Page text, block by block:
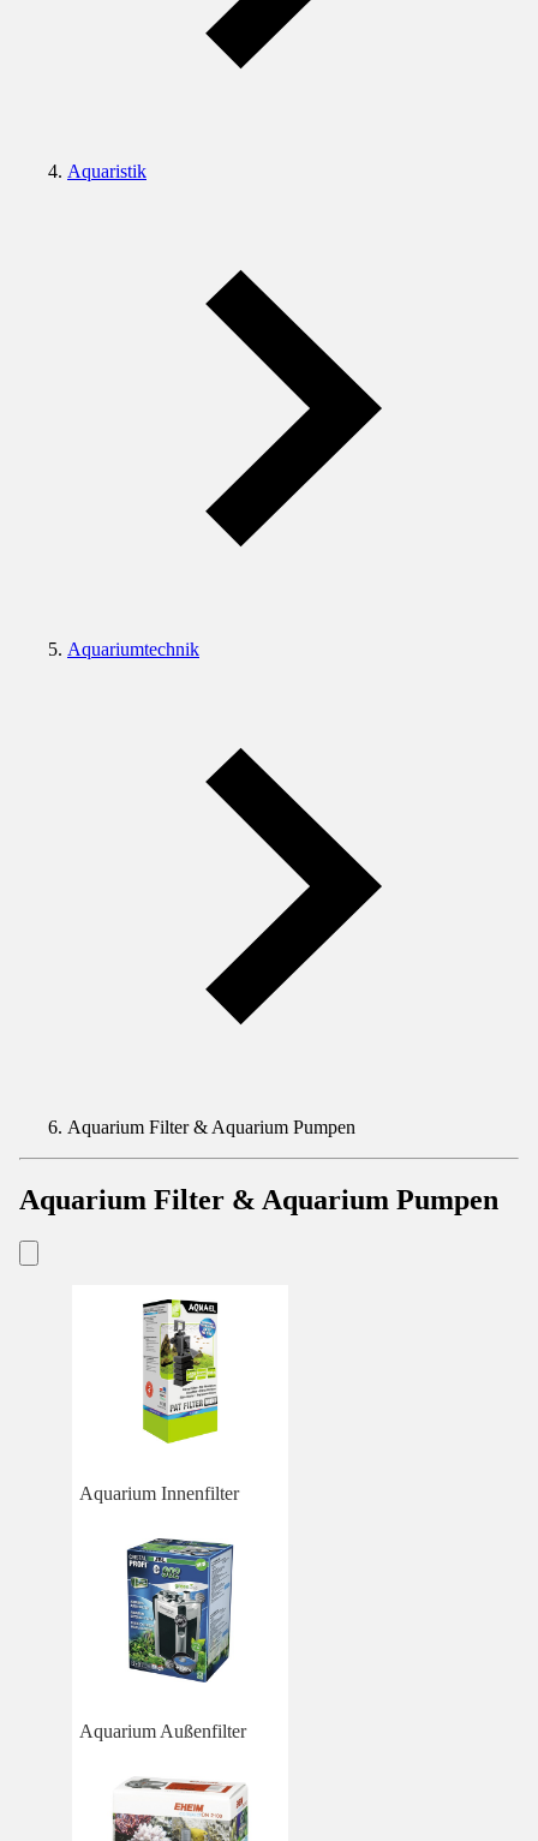
Aquaristik
Aquariumtechnik
Aquarium Filter & Aquarium Pumpen
Aquarium Filter & Aquarium Pumpen
Aquarium Innenfilter
Aquarium Außenfilter